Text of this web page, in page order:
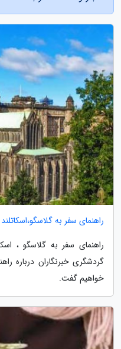
راهنمای سفر به گلاسگو،اسکاتلند
راهنمای سفر به گلاسگو ،
گردشگری خبرنگاران درباره
خواهیم گفت.